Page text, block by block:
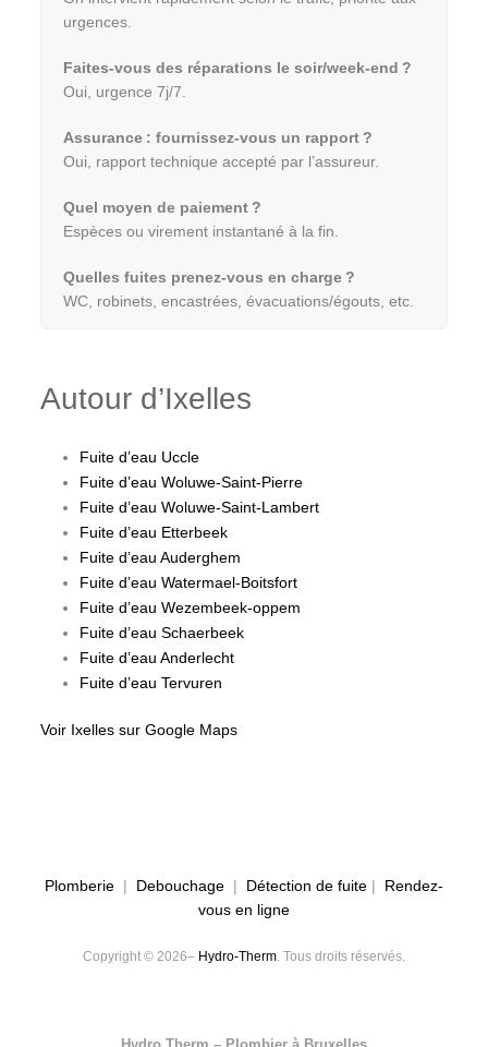
urgences.
Faites-vous des réparations le soir/week-end ?
Oui, urgence 7j/7.
Assurance : fournissez-vous un rapport ?
Oui, rapport technique accepté par l’assureur.
Quel moyen de paiement ?
Espèces ou virement instantané à la fin.
Quelles fuites prenez-vous en charge ?
WC, robinets, encastrées, évacuations/égouts, etc.
Autour d’Ixelles
Fuite d’eau Uccle
Fuite d’eau Woluwe-Saint-Pierre
Fuite d’eau Woluwe-Saint-Lambert
Fuite d’eau Etterbeek
Fuite d’eau Auderghem
Fuite d’eau Watermael-Boitsfort
Fuite d’eau Wezembeek-oppem
Fuite d’eau Schaerbeek
Fuite d’eau Anderlecht
Fuite d’eau Tervuren
Voir Ixelles sur Google Maps
Plomberie | Debouchage | Détection de fuite | Rendez-
vous en ligne
Copyright © 2026– Hydro-Therm. Tous droits réservés.